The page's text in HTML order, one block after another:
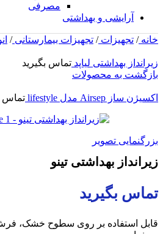
مصرفی
آرایشی و بهداشتی
خانه/ تجهیزات/ تجهیزات بیمارستانی/
زیرانداز بهداشتی لیاپد تماس بگیرید
بازگشت به محصولات
اکسیژن ساز Airsep مدل lifestyle تماس
بزرگنمایی تصویر
زیرانداز بهداشتی تینو
تماس بگیرید
قابل استفاده بر روی سطوح خشک،